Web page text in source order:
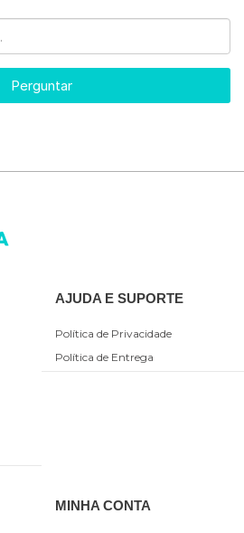
Perguntar
AJUDA E SUPORTE
Política de Privacidade
Política de Entrega
MINHA CONTA